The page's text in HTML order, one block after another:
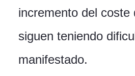
incremento del coste
siguen teniendo
manifestado.